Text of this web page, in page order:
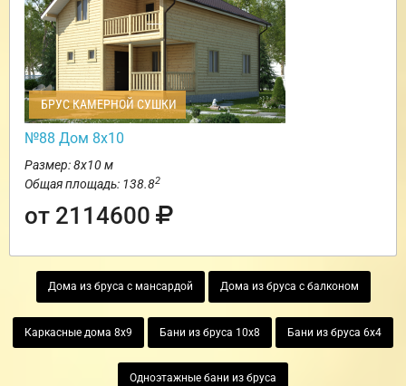
БРУС КАМЕРНОЙ СУШКИ
№88 Дом 8х10
Размер: 8х10 м
Общая площадь: 138.82
от 2114600
Дома из бруса с мансардой Дома из бруса с балконом
Каркасные дома 8х9 Бани из бруса 10х8 Бани из бруса 6х4
Одноэтажные бани из бруса